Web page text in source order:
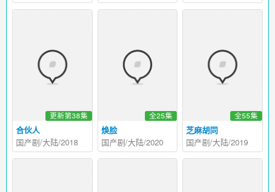
合伙人
更新第38集
国产剧/大陆/2018
焕脸
全25集
国产剧/大陆/2020
芝麻胡同
全55集
国产剧/大陆/2019